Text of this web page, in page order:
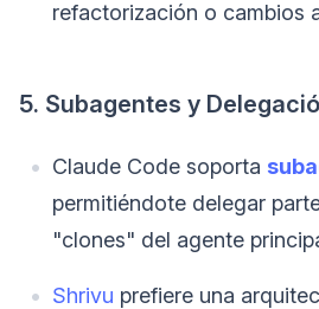
refactorización o cambios
5. Subagentes y
Claude Code soporta
permitiéndote delegar
"clones" del agente
Shrivu prefiere una